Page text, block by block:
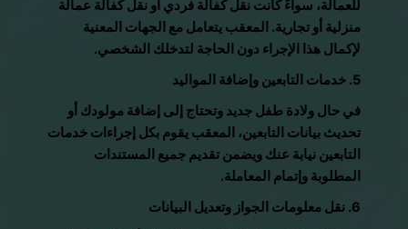
للعمالة، سواءً كانت نقل كفالة فردي أو نقل كفالة عمالة
منزلية أو تجارية. المعقب يتعامل مع الجهات المعنية
لإكمال هذا الإجراء دون الحاجة لتدخلك الشخصي.
5. خدمات التابعين وإضافة المواليد
في حال ولادة طفل جديد وتحتاج إلى إضافة مولودك أو
تحديث بيانات التابعين، المعقب يقوم بكل إجراءات خدمات
التابعين نيابة عنك ويضمن تقديم جميع المستندات
المطلوبة وإتمام المعاملة.
6. نقل معلومات الجواز وتعديل البيانات